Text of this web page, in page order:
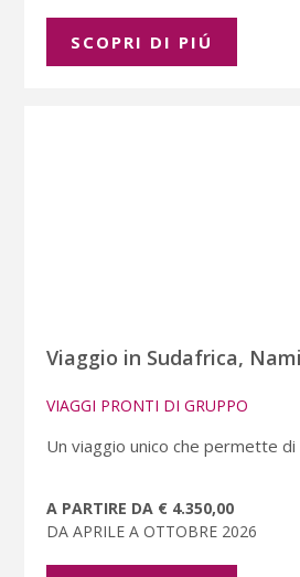
SCOPRI DI PIÚ
Viaggio in Sudafrica,
VIAGGI PRONTI DI GRUPPO
Un viaggio unico che permette
A PARTIRE DA € 4.350,00
DA APRILE A OTTOBRE 2026